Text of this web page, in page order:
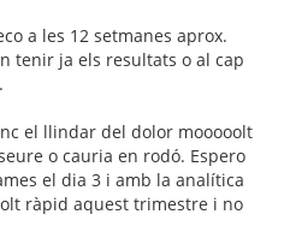
a les 12 setmanes aprox.
tenir ja els resultats o al cap
el llindar del dolor mooooolt
o cauria en rodó. Espero
el dia 3 i amb la analítica
ràpid aquest trimestre i no